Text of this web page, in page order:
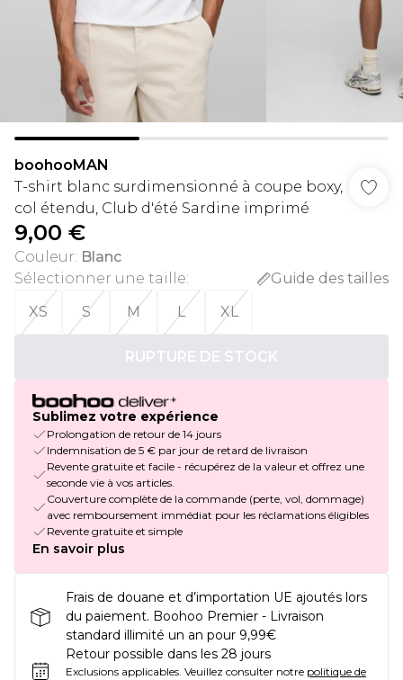
boohooMAN
T-shirt blanc surdimensionné à coupe boxy,
col étendu, Club d'été Sardine imprimé
9,00 €
Couleur: Blanc
Sélectionner une taille:
Guide des tailles
XS
S M L XL
RUPTURE DE STOCK
Sublimez votre expérience
Prolongation de retour de 14 jours
Indemnisation de 5 € par jour de retard de livraison
Revente gratuite et facile - récupérez de la valeur et offrez une
seconde vie à vos articles.
Couverture complète de la commande (perte, vol, dommage)
avec remboursement immédiat pour les réclamations éligibles
Revente gratuite et simple
En savoir plus
Frais de douane et d’importation UE ajoutés lors
du paiement. Boohoo Premier - Livraison
standard illimité un an pour 9,99€
Retour possible dans les 28 jours
Exclusions applicables. Veuillez consulter notre politique de